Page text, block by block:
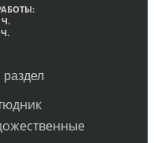
Ч.